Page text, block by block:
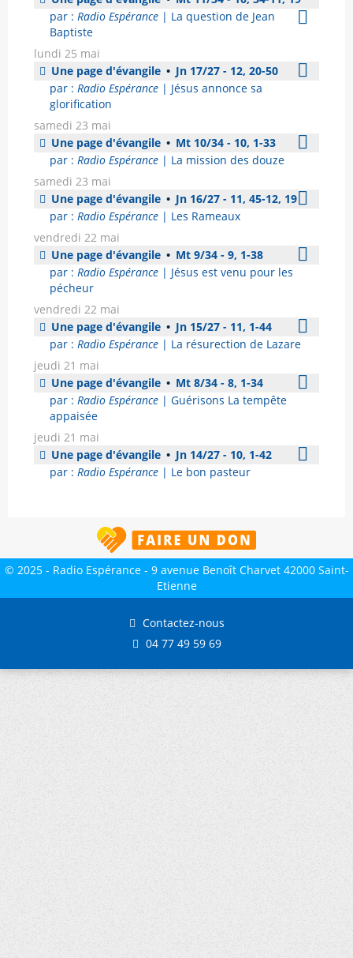
par : Radio Espérance | La question de Jean
Baptiste
lundi 25 mai
Une page d'évangile • Jn 17/27 - 12, 20-50
par : Radio Espérance | Jésus annonce sa
glorification
samedi 23 mai
Une page d'évangile • Mt 10/34 - 10, 1-33
par : Radio Espérance | La mission des douze
samedi 23 mai
Une page d'évangile • Jn 16/27 - 11, 45-12, 19
par : Radio Espérance | Les Rameaux
vendredi 22 mai
Une page d'évangile • Mt 9/34 - 9, 1-38
par : Radio Espérance | Jésus est venu pour les
pécheur
vendredi 22 mai
Une page d'évangile • Jn 15/27 - 11, 1-44
par : Radio Espérance | La résurection de Lazare
jeudi 21 mai
Une page d'évangile • Mt 8/34 - 8, 1-34
par : Radio Espérance | Guérisons La tempête
appaisée
jeudi 21 mai
Une page d'évangile • Jn 14/27 - 10, 1-42
par : Radio Espérance | Le bon pasteur
© 2025 - Radio Espérance - 9 avenue Benoît Charvet 42000 Saint-
Etienne
Contactez-nous
04 77 49 59 69